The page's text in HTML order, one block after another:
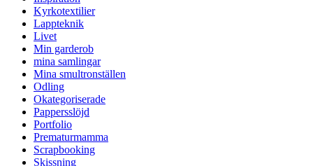
Kyrkotextilier
Lappteknik
Livet
Min garderob
mina samlingar
Mina smultronställen
Odling
Okategoriserade
Pappersslöjd
Portfolio
Prematurmamma
Scrapbooking
Skissning